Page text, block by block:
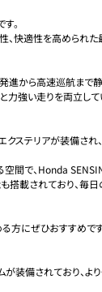
。
、快適性を高められた
進から高速巡航まで静
力強い走りを両立して
ステリアが装備され、
空間で、Honda
搭載されており、毎日
方にぜひおすすめです
が装備されており、よ